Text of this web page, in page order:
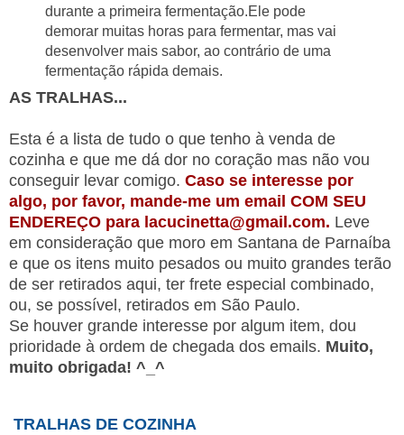
durante a primeira fermentação.Ele pode
demorar muitas horas para fermentar, mas vai
desenvolver mais sabor, ao contrário de uma
fermentação rápida demais.
AS TRALHAS...
Esta é a lista de tudo o que tenho à venda de
cozinha e que me dá dor no coração mas não vou
conseguir levar comigo. Caso se interesse por
algo, por favor, mande-me um email COM SEU
ENDEREÇO para lacucinetta@gmail.com. Leve
em consideração que moro em Santana de Parnaíba
e que os itens muito pesados ou muito grandes terão
de ser retirados aqui, ter frete especial combinado,
ou, se possível, retirados em São Paulo.
Se houver grande interesse por algum item, dou
prioridade à ordem de chegada dos emails. Muito,
muito obrigada! ^_^
TRALHAS DE COZINHA